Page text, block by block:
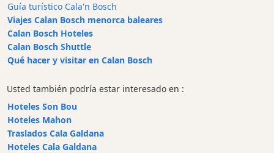
Bar
Alimentos
y
Bebidas
Cultura
Para
Música
en
vivo
Guía turístico Cala'n Bosch
Viajes Calan Bosch menorca baleares
Calan Bosch Hoteles
Calan Bosch Shuttle
Qué hacer y visitar en Calan Bosch
Usted también podría estar interesado en :
Hoteles Son Bou
Hoteles Mahon
Traslados Cala Galdana
Hoteles Cala Galdana